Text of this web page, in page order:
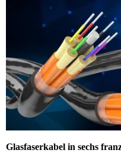
Glasfaserkabel in sechs